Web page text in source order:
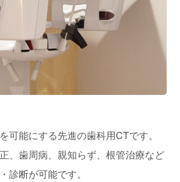
可能にする先進の歯科用CTです。
、歯周病、親知らず、根管治療など
診断が可能です。